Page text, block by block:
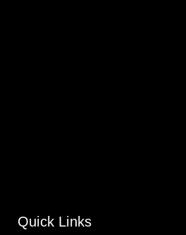
Quick Links